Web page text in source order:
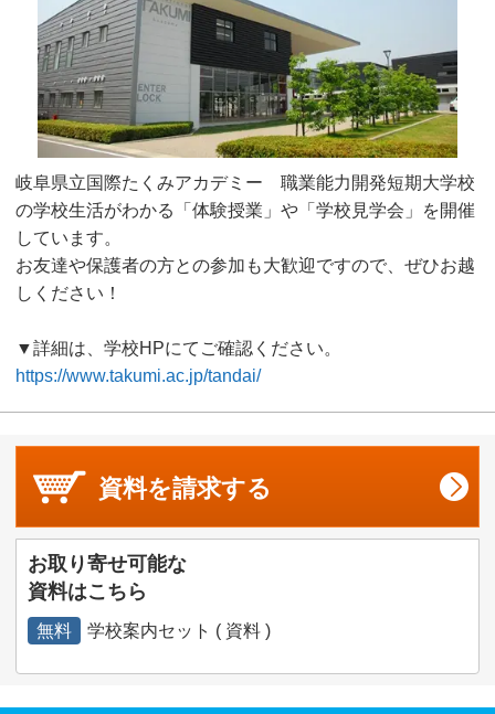
岐阜県立国際たくみアカデミー 職業能力開発短期大学校
の学校生活がわかる「体験授業」や「学校見学会」を開催
しています。
お友達や保護者の方との参加も大歓迎ですので、ぜひお越
しください！
▼詳細は、学校HPにてご確認ください。
https://www.takumi.ac.jp/tandai/
資料を請求する
お取り寄せ可能な
資料はこちら
無料 学校案内セット ( 資料 )